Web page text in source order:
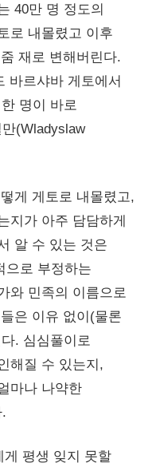
40만 명 정도의
로 내몰렸고 이후
재로 변해버린다.
바르샤바 게토에서
명이 바로
(Wladyslaw
게 게토로 내몰렸고,
지가 아주 담담하게
알 수 있는 것은
으로 부정하는
와 민족의 이름으로
은 이유 없이(물론
. 심심풀이로
해질 수 있는지,
마나 나약한
평생 잊지 못할